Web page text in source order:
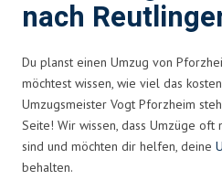
nach
Du planst einen Umzug von
möchtest wissen, wie viel das
Umzugsmeister Vogt Pforzheim
Seite! Wir wissen, dass Umzüge
sind und möchten dir helfen, deine
behalten.